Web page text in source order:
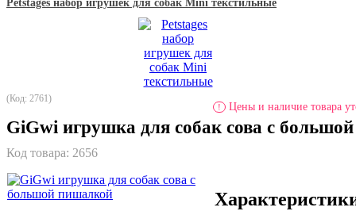
Petstages набор игрушек для собак Mini текстильные
(Код: 2761)
! Цены и наличие товара
GiGwi игрушка для собак сова с
Код товара: 2656